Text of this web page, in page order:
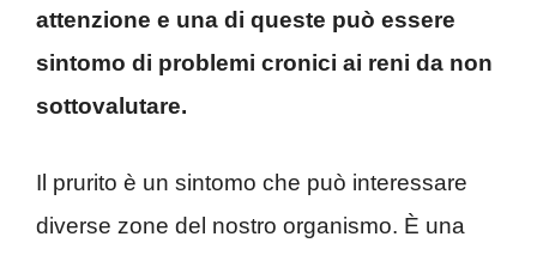
attenzione e una di queste può essere
sintomo di problemi cronici ai reni da non
sottovalutare.
Il prurito è un sintomo che può interessare
diverse zone del nostro organismo. È una